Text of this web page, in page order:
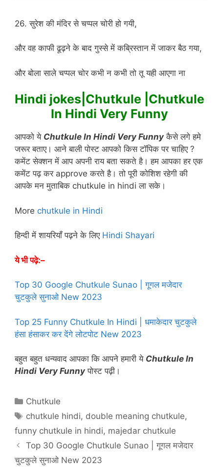
26. सुरेश की मंदिर से चप्पल चोरी हो गयी,
और वह काफी ढूढ़ने के बाद गुस्से में कब्रिस्तान में जाकर बैठ गया,
और बोला साले चप्पल चोर कभी न कभी तो तू यही आएगा ना
Hindi jokes|Chutkule |Chutkule
In Hindi Very Funny
आपको ये Chutkule In Hindi Very Funny कैसे लगे हमे
जरूर बताए। आने बाली पोस्ट आपको किस टॉपिक पर चाहिए ?
कमेंट सेक्शन में आप अपनी राय बता सकते है। हम आपका हर एक
कमेंट पढ़ कर approve करते है। तो पूरी कोशिश रहेगी की
आपके मन मुताबिक chutkule in hindi ला सके।
More chutkule in Hindi
हिन्दी में शायरियाँ पढ़ने के लिए Hindi Shayari
ये भी पढ़े:–
Top 30 Google Chutkule Sunao | गूगल मजेदार
चुटकुले सुनाओ New 2023
Top 25 Funny Chutkule In Hindi | धमाकेदार चुटकुले
हंसा हंसाकर कर देंगे लोटपोट New 2023
बहुत बहुत धन्यवाद आपका कि आपने हमारी ये Chutkule In
Hindi Very Funny पोस्ट पढ़ी।
Categories
Chutkule
Tags
chutkule hindi, double meaning chutkule,
funny chutkule in hindi, majedar chutkule
Top 30 Google Chutkule Sunao | गूगल मजेदार
चुटकुले सुनाओ New 2023